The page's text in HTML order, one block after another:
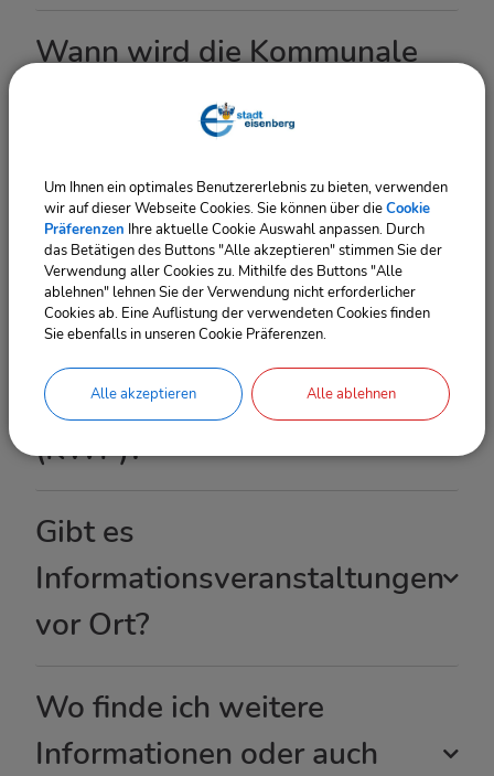
Wann wird die Kommunale
Wärmeplanung
abgeschlossen sein?
Welche Verbindlichkeiten
entstehen daraus?
Wer finanziert die
Kommunale Wärmeplanung
(KWP)?
Gibt es
Informationsveranstaltungen
vor Ort?
Wo finde ich weitere
Informationen oder auch
Um Ihnen ein optimales Benutzererlebnis zu bieten, verwenden
wir auf dieser Webseite Cookies. Sie können über dieCookie
Präferenzen Ihre aktuelle Cookie Auswahl anpassen. Durch
das Betätigen des Buttons "Alle akzeptieren" stimmen Sie der
Verwendung aller Cookies zu. Mithilfe des Buttons "Alle
ablehnen" lehnen Sie der Verwendung nicht erforderlicher
Cookies ab. Eine Auflistung der verwendeten Cookies finden
Sie ebenfalls in unseren Cookie Präferenzen.
Alle akzeptieren Alle ablehnen